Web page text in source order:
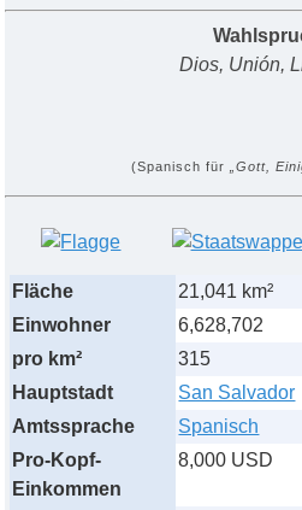
Dios, Unión,
(Spanisch für „Gott,
Fläche
21,041 km²
Einwohner
6,628,702
pro km²
315
Hauptstadt
San Salvador
Amtssprache
Spanisch
Pro-Kopf-
Einkommen
8,000 USD